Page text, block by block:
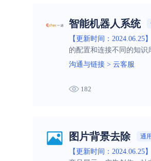
智能机器人系统
【更新时间：2024.06.25】
的配置和连接不同的知
沟通与链接 > 云客服
182
图片背景去除 通
【更新时间：2024.06.25】